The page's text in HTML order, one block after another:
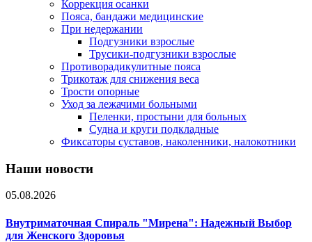
Коррекция осанки
Пояса, бандажи медицинские
При недержании
Подгузники взрослые
Трусики-подгузники взрослые
Противорадикулитные пояса
Трикотаж для снижения веса
Трости опорные
Уход за лежачими больными
Пеленки, простыни для больных
Судна и круги подкладные
Фиксаторы суставов, наколенники, налокотники
Наши новости
05.08.2026
Внутриматочная Спираль "Мирена": Надежный Выбор
для Женского Здоровья